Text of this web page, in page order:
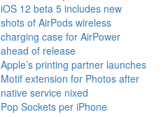
iOS 12 beta 5 includes new
shots of AirPods wireless
charging case for AirPower
ahead of release
Apple’s printing partner launches
Motif extension for Photos after
native service nixed
Pop Sockets per iPhone